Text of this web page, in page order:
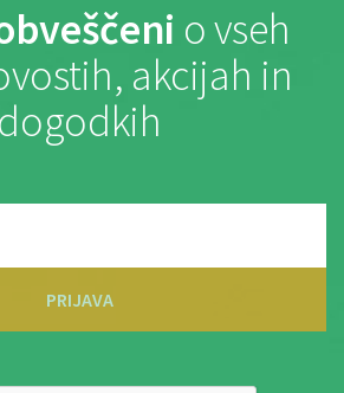
o vseh
akcijah in
dogodkih
PRIJAVA